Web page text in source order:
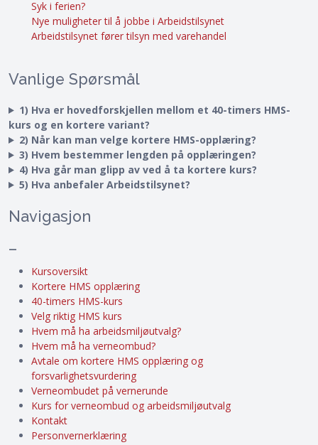
Syk i ferien?
Nye muligheter til å jobbe i Arbeidstilsynet
Arbeidstilsynet fører tilsyn med varehandel
Vanlige Spørsmål
1) Hva er hovedforskjellen mellom et 40-timers HMS-
kurs og en kortere variant?
2) Når kan man velge kortere HMS-opplæring?
3) Hvem bestemmer lengden på opplæringen?
4) Hva går man glipp av ved å ta kortere kurs?
5) Hva anbefaler Arbeidstilsynet?
Navigasjon
–
Kursoversikt
Kortere HMS opplæring
40-timers HMS-kurs
Velg riktig HMS kurs
Hvem må ha arbeidsmiljøutvalg?
Hvem må ha verneombud?
Avtale om kortere HMS opplæring og
forsvarlighetsvurdering
Verneombudet på vernerunde
Kurs for verneombud og arbeidsmiljøutvalg
Kontakt
Personvernerklæring